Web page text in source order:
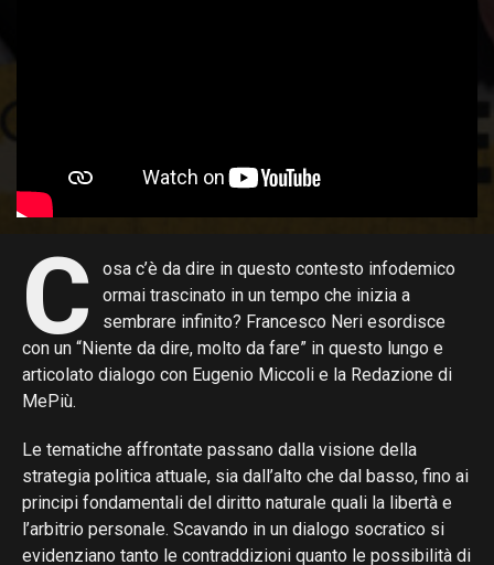
C
osa c’è da dire in questo contesto infodemico
ormai trascinato in un tempo che inizia a
sembrare infinito? Francesco Neri esordisce
con un “Niente da dire, molto da fare” in questo lungo e
articolato dialogo con Eugenio Miccoli e la Redazione di
MePiù.
Le tematiche affrontate passano dalla visione della
strategia politica attuale, sia dall’alto che dal basso, fino ai
principi fondamentali del diritto naturale quali la libertà e
l’arbitrio personale. Scavando in un dialogo socratico si
evidenziano tanto le contraddizioni quanto le possibilità di